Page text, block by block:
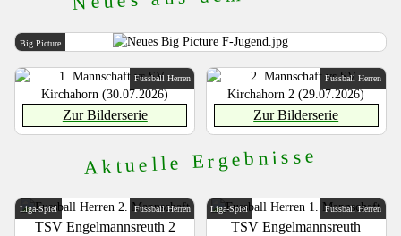
Big Picture
Fussball Herren
Zur Bilderserie
Fussball Herren
Zur Bilderserie
Aktuelle Ergebnisse
Liga-Spiel Fussball Herren
TSV Engelmannsreuth 2
Liga-Spiel Fussball Herren
TSV Engelmannsreuth